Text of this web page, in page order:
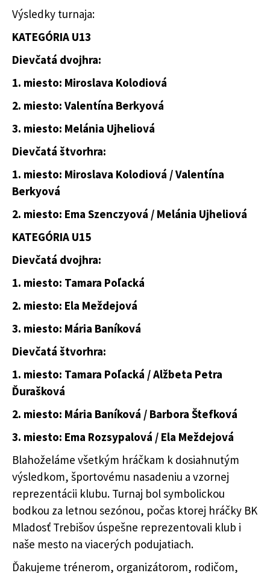
Výsledky turnaja:
KATEGÓRIA U13
Dievčatá dvojhra:
1. miesto: Miroslava Kolodiová
2. miesto: Valentína Berkyová
3. miesto: Melánia Ujheliová
Dievčatá štvorhra:
1. miesto: Miroslava Kolodiová / Valentína
Berkyová
2. miesto: Ema Szenczyová / Melánia Ujheliová
KATEGÓRIA U15
Dievčatá dvojhra:
1. miesto: Tamara Poľacká
2. miesto: Ela Meždejová
3. miesto: Mária Baníková
Dievčatá štvorhra:
1. miesto: Tamara Poľacká / Alžbeta Petra
Ďurašková
2. miesto: Mária Baníková / Barbora Štefková
3. miesto: Ema Rozsypalová / Ela Meždejová
Blahoželáme všetkým hráčkam k dosiahnutým
výsledkom, športovému nasadeniu a vzornej
reprezentácii klubu. Turnaj bol symbolickou
bodkou za letnou sezónou, počas ktorej hráčky BK
Mladosť Trebišov úspešne reprezentovali klub i
naše mesto na viacerých podujatiach.
Ďakujeme trénerom, organizátorom, rodičom,